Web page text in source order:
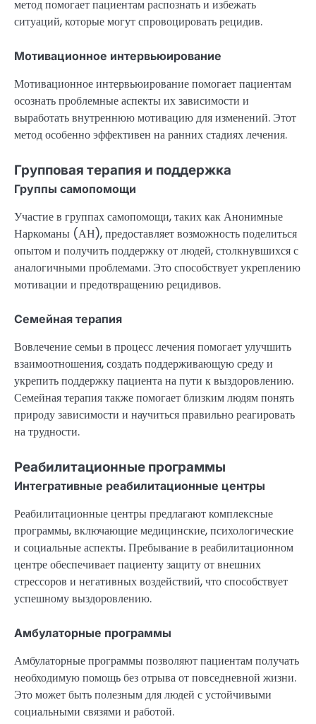
метод помогает пациентам распознать и избежать
ситуаций, которые могут спровоцировать рецидив.
Мотивационное интервьюирование
Мотивационное интервьюирование помогает пациентам
осознать проблемные аспекты их зависимости и
выработать внутреннюю мотивацию для изменений. Этот
метод особенно эффективен на ранних стадиях лечения.
Групповая терапия и поддержка
Группы самопомощи
Участие в группах самопомощи, таких как Анонимные
Наркоманы (АН), предоставляет возможность поделиться
опытом и получить поддержку от людей, столкнувшихся с
аналогичными проблемами. Это способствует укреплению
мотивации и предотвращению рецидивов.
Семейная терапия
Вовлечение семьи в процесс лечения помогает улучшить
взаимоотношения, создать поддерживающую среду и
укрепить поддержку пациента на пути к выздоровлению.
Семейная терапия также помогает близким людям понять
природу зависимости и научиться правильно реагировать
на трудности.
Реабилитационные программы
Интегративные реабилитационные центры
Реабилитационные центры предлагают комплексные
программы, включающие медицинские, психологические
и социальные аспекты. Пребывание в реабилитационном
центре обеспечивает пациенту защиту от внешних
стрессоров и негативных воздействий, что способствует
успешному выздоровлению.
Амбулаторные программы
Амбулаторные программы позволяют пациентам получать
необходимую помощь без отрыва от повседневной жизни.
Это может быть полезным для людей с устойчивыми
социальными связями и работой.